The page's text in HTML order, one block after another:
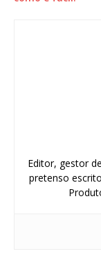
Editor, gestor
pretenso